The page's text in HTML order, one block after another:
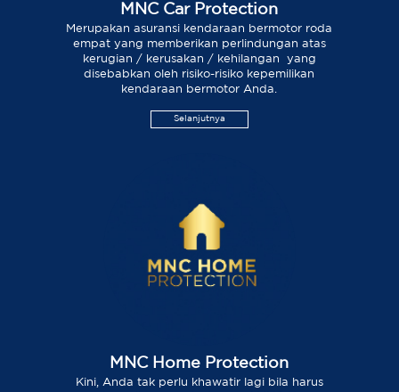
MNC Car Protection
Merupakan asuransi kendaraan bermotor roda
empat yang memberikan perlindungan atas
kerugian / kerusakan / kehilangan yang
disebabkan oleh risiko-risiko kepemilikan
kendaraan bermotor Anda.
Selanjutnya
MNC Home Protection
Kini, Anda tak perlu khawatir lagi bila harus